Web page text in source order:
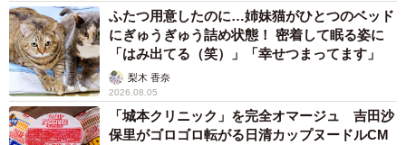
「現場は必死なんよネ」
「そのうち古新聞に包んで売るようになるので
は……！？」
「みずなというトウモロコシと言い張る」
「みずみずしいとうもろこしなを略してみずな」
「たぶんダイコンの段ボール箱とかに詰められて出荷され
ふたつ用意したのに…姉妹猫がひとつのベッド
にぎゅうぎゅう詰め状態！ 密着して眠る姿に
「はみ出てる（笑）」「幸せつまってます」
梨木 香奈
2026.08.05
「城本クリニック」を完全オマージュ 吉田沙
保里がゴロゴロ転がる日清カップヌードルCM